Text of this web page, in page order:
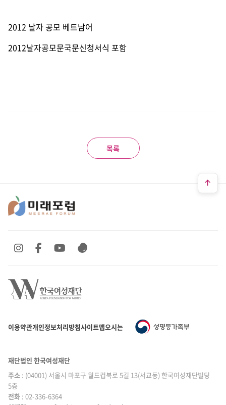
2012 날자 공모 베트남어
2012날자공모문국문신청서식 포함
목록
이용약관개인정보처리방침사이트맵오시는 길
SNS 바로가기
SNS 바로가기SNS 바로가기
SNS 바로가기
재단법인 한국여성재단
주소 : (04001) 서울시 마포구 월드컵북로 5길 13(서교동) 한국여성재단빌딩
5층
전화 : 02-336-6364